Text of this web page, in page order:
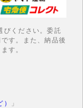
びください。委託
す。また、納品後
す。
」